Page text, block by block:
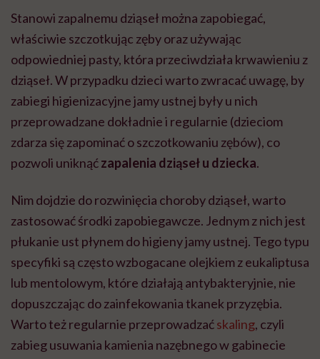
Stanowi zapalnemu dziąseł można zapobiegać,
właściwie szczotkując zęby oraz używając
odpowiedniej pasty, która przeciwdziała krwawieniu z
dziąseł. W przypadku dzieci warto zwracać uwagę, by
zabiegi higienizacyjne jamy ustnej były u nich
przeprowadzane dokładnie i regularnie (dzieciom
zdarza się zapominać o szczotkowaniu zębów), co
pozwoli uniknąćzapalenia dziąseł u dziecka.
Nim dojdzie do rozwinięcia choroby dziąseł, warto
zastosować środki zapobiegawcze. Jednym z nich jest
płukanie ust płynem do higieny jamy ustnej. Tego typu
specyfiki są często wzbogacane olejkiem z eukaliptusa
lub mentolowym, które działają antybakteryjnie, nie
dopuszczając do zainfekowania tkanek przyzębia.
Warto też regularnie przeprowadzaćskaling, czyli
zabieg usuwania kamienia nazębnego w gabinecie